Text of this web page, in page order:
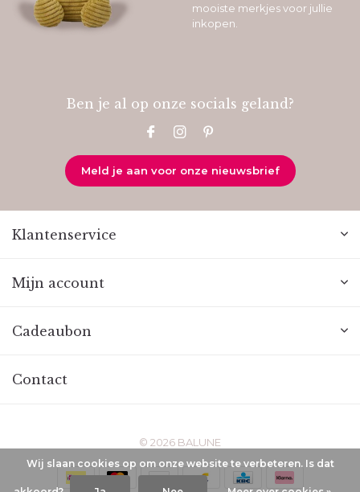
mooiste merkjes voor jullie
inkopen.
Ben je al op onze socials geland?
Meld je aan voor onze nieuwsbrief
Klantenservice
Mijn account
Cadeaubon
Contact
© 2026 BALUNE
Wij slaan cookies op om onze website te verbeteren. Is dat